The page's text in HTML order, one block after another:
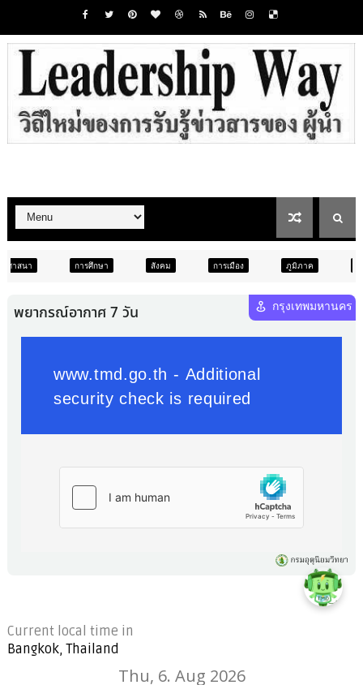
กษา สังคม การเมือง ภูมิภาค ท่องเที่ยว
Current local time in
Bangkok, Thailand